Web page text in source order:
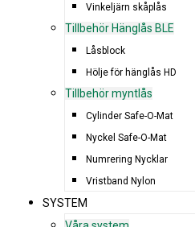
Vinkeljärn skåplås
Tillbehör Hänglås BLE
Låsblock
Hölje för hänglås HD
Tillbehör myntlås
Cylinder Safe-O-Mat
Nyckel Safe-O-Mat
Numrering Nycklar
Vristband Nylon
SYSTEM